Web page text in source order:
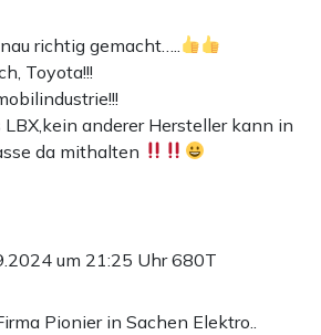
richtig gemacht…..
Toyota!!!
LBX,kein anderer Hersteller kann in
da mithalten
um 21:25 Uhr680T
Pionier in Sachen Elektro..